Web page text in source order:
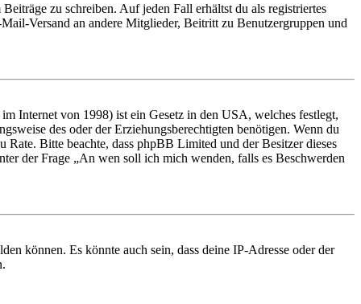
zu schreiben. Auf jeden Fall erhältst du als registriertes
Versand an andere Mitglieder, Beitritt zu Benutzergruppen und
Internet von 1998) ist ein Gesetz in den USA, welches festlegt,
des oder der Erziehungsberechtigten benötigen. Wenn du
Bitte beachte, dass phpBB Limited und der Besitzer dieses
der Frage „An wen soll ich mich wenden, falls es Beschwerden
können. Es könnte auch sein, dass deine IP-Adresse oder der